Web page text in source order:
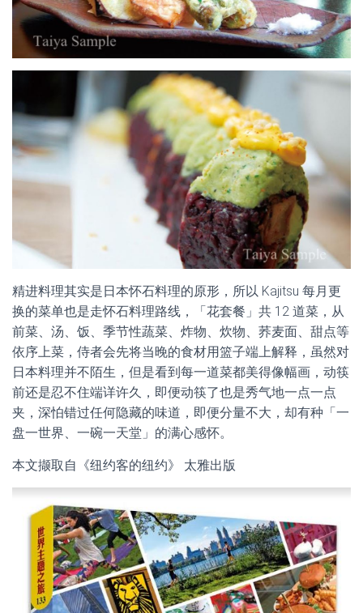
精进料理其实是日本怀石料理的原形，所以 Kajitsu 每月更
换的菜单也是走怀石料理路线，「花套餐」共 12 道菜，从
前菜、汤、饭、季节性蔬菜、炸物、炊物、荞麦面、甜点等
依序上菜，侍者会先将当晚的食材用篮子端上解释，虽然对
日本料理并不陌生，但是看到每一道菜都美得像幅画，动筷
前还是忍不住端详许久，即便动筷了也是秀气地一点一点
夹，深怕错过任何隐藏的味道，即便分量不大，却有种「一
盘一世界、一碗一天堂」的满心感怀。
本文撷取自《纽约客的纽约》 太雅出版